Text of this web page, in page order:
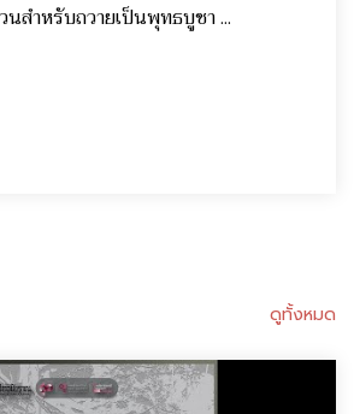
นสำหรับถวายเป็นพุทธบูชา ...
ดูทั้งหมด